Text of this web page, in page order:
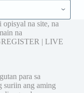
na site, na
na
| LIVE
para sa
suriin ang aming